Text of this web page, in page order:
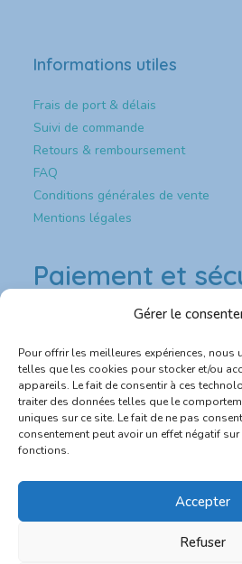
Gérer le
Pour offrir les meilleures expériences,
telles que les cookies pour stocker et/ou
appareils. Le fait de consentir à ces
traiter des données telles que le
uniques sur ce site. Le fait de ne pas
consentement peut avoir un effet négatif
fonctions.
Accepter
Refuser
Informations utiles
Frais de port & délais
Suivi de commande
Retours & remboursement
FAQ
Conditions générales de vente
Mentions légales
Paiement et
Paiement & sécurité
💳 Paiement sécurisé CB
🔐 Site protégé SSL
📦 Expédition rapide depuis la France
💬 Service client réactif